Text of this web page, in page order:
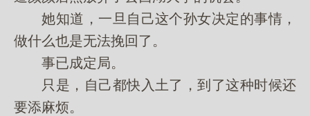
她知道，一旦自己这个孙女决定的事情，
做什么也是无法挽回了。
事已成定局。
只是，自己都快入土了，到了这种时候还
要添麻烦。